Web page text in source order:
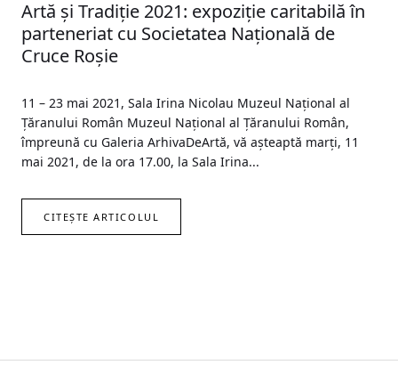
Artă și Tradiție 2021: expoziție caritabilă în
parteneriat cu Societatea Națională de
Cruce Roșie
11 – 23 mai 2021, Sala Irina Nicolau Muzeul Național al
Ţăranului Român Muzeul Național al Ţăranului Român,
împreună cu Galeria ArhivaDeArtă, vă aşteaptă marţi, 11
mai 2021, de la ora 17.00, la Sala Irina...
CITEȘTE ARTICOLUL